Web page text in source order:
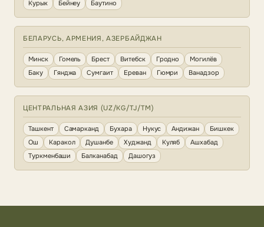
Курык
Бейнеу Баутино
БЕЛАРУСЬ, АРМЕНИЯ, АЗЕРБАЙДЖАН
Минск Гомель Брест Витебск Гродно
Могилёв
Баку
Гянджа Сумгаит Ереван Гюмри Ванадзор
ЦЕНТРАЛЬНАЯ АЗИЯ (UZ/KG/TJ/TM)
Ташкент Самарканд Бухара Нукус Андижан
Бишкек
Ош
Каракол Душанбе Худжанд Куляб
Ашхабад
Туркменбаши
Балканабад Дашогуз